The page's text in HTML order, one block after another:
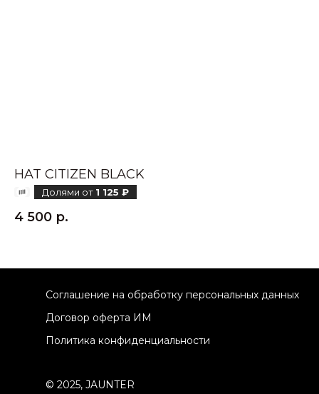
HAT CITIZEN BLACK
Долями от 1 125 ₽
4 500 р.
Соглашение на обработку персональных данных
Договор оферта ИМ
Политика конфиденциальности
© 2025, JAUNTER